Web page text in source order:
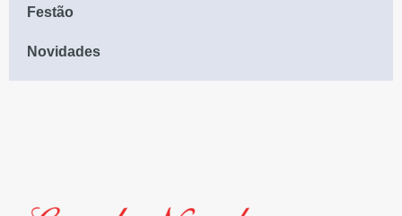
Festão
Novidades